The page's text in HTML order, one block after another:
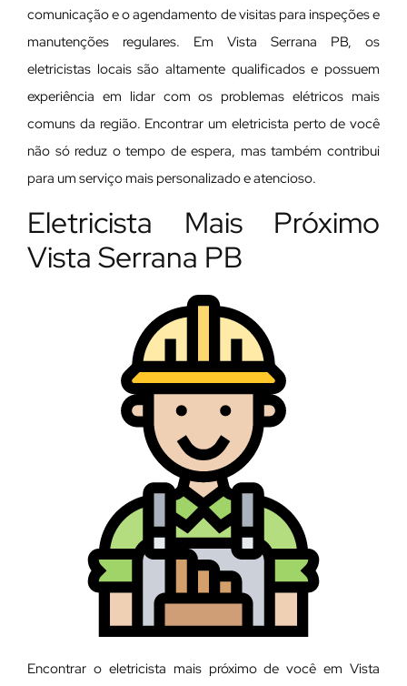
comunicação e o agendamento de visitas para inspeções e
manutenções regulares. Em Vista Serrana PB, os
eletricistas locais são altamente qualificados e possuem
experiência em lidar com os problemas elétricos mais
comuns da região. Encontrar um eletricista perto de você
não só reduz o tempo de espera, mas também contribui
para um serviço mais personalizado e atencioso.
Eletricista Mais Próximo
Vista Serrana PB
Encontrar o eletricista mais próximo de você em Vista